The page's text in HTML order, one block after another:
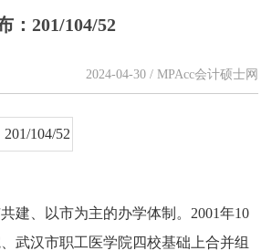
：201/104/52
2024-04-30 / MPAcc会计硕士网
建、以市为主的办学体制。2001年10
武汉市职工医学院四校基础上合并组